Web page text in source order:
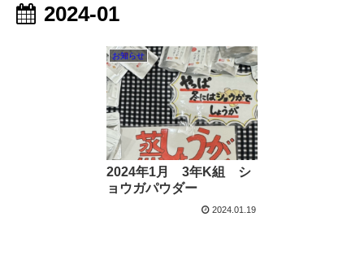
2024-01
お知らせ
2024年1月 3年K組 シ
ョウガパウダー
2024.01.19